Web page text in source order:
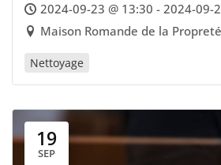
2024-09-23 @ 13:30 - 2024-09-
Maison Romande de la
Nettoyage
19
SEP